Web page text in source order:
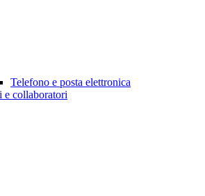
Telefono e posta elettronica
e collaboratori